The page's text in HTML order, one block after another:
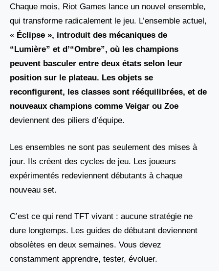
Chaque mois, Riot Games lance un nouvel ensemble,
qui transforme radicalement le jeu. L’ensemble actuel,
« Éclipse », introduit des mécaniques de
“Lumière” et d’“Ombre”, où les champions
peuvent basculer entre deux états selon leur
position sur le plateau. Les objets se
reconfigurent, les classes sont rééquilibrées, et de
nouveaux champions comme Veigar ou Zoe
deviennent des piliers d’équipe.
Les ensembles ne sont pas seulement des mises à
jour. Ils créent des cycles de jeu. Les joueurs
expérimentés redeviennent débutants à chaque
nouveau set.
C’est ce qui rend TFT vivant : aucune stratégie ne
dure longtemps. Les guides de débutant deviennent
obsolètes en deux semaines. Vous devez
constamment apprendre, tester, évoluer.